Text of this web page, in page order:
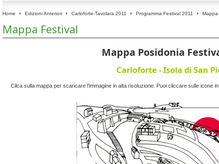
Home Edizioni Anteriori Carloforte-Tavolara 2011 Programma Festival 2011 Mappa
Mappa Festival
Mappa Posidonia
Carloforte - Isola di San
Cilca sulla mappa per scaricare l'immagine in alta risoluzione. Puoi cliccare sulle icone